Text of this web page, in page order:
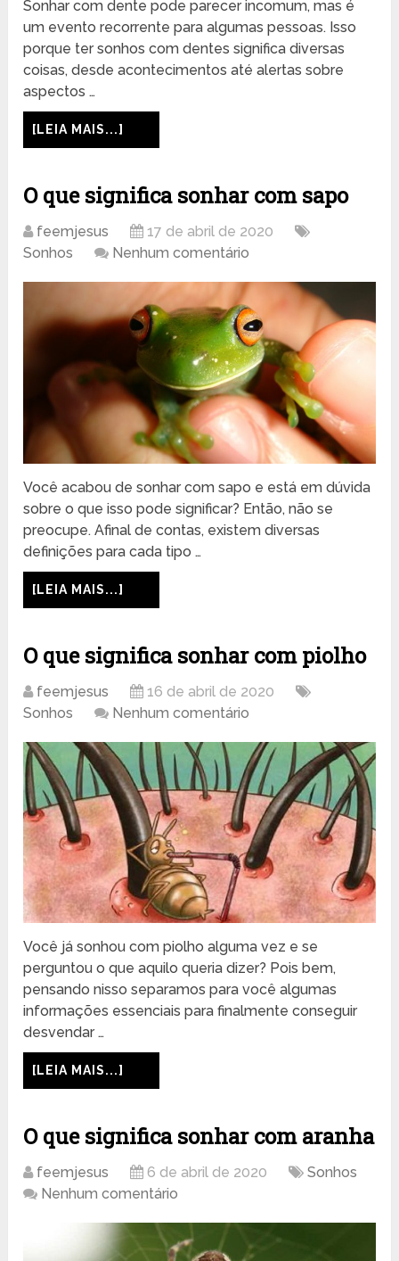
Sonhar com dente pode parecer incomum, mas é
um evento recorrente para algumas pessoas. Isso
porque ter sonhos com dentes significa diversas
coisas, desde acontecimentos até alertas sobre
aspectos …
[LEIA MAIS...]
O que significa sonhar com sapo
feemjesus
17 de abril de 2020
Sonhos
Nenhum comentário
Você acabou de sonhar com sapo e está em dúvida
sobre o que isso pode significar? Então, não se
preocupe. Afinal de contas, existem diversas
definições para cada tipo …
[LEIA MAIS...]
O que significa sonhar com piolho
feemjesus
16 de abril de 2020
Sonhos
Nenhum comentário
Você já sonhou com piolho alguma vez e se
perguntou o que aquilo queria dizer? Pois bem,
pensando nisso separamos para você algumas
informações essenciais para finalmente conseguir
desvendar …
[LEIA MAIS...]
O que significa sonhar com aranha
feemjesus 6 de abril de 2020
Sonhos
Nenhum comentário